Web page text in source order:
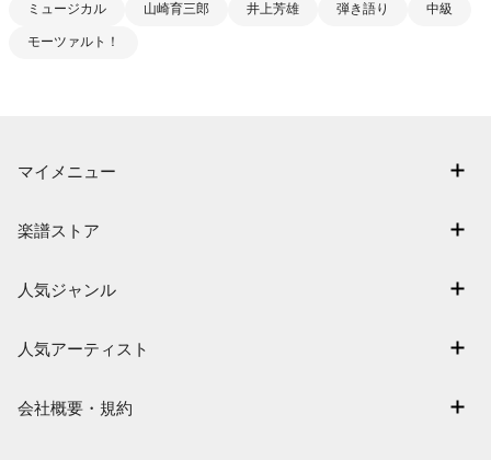
ミュージカル 山崎育三郎 井上芳雄 弾き語り 中級
モーツァルト！
マイメニュー
退会はこちら
楽譜ストア
難易度別に探す
まもなく配信
人気ジャンル
保育
人気アーティスト
会社概要・規約